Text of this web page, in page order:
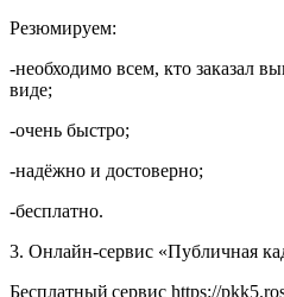
Резюмируем:
-необходимо всем, кто заказал
виде;
-очень быстро;
-надёжно и достоверно;
-бесплатно.
3. Онлайн-сервис «Публичная
Бесплатный сервис https://